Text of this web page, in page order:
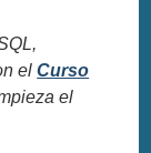
elCurso
el